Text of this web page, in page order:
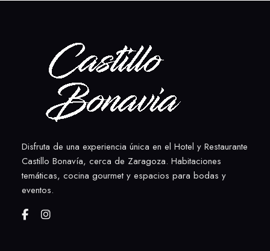
Disfruta de una experiencia única en el Hotel y Restaurante
Castillo Bonavía, cerca de Zaragoza. Habitaciones
temáticas, cocina gourmet y espacios para bodas y
eventos.